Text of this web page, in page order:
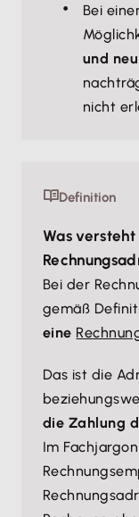
Bei
und
nicht
Definition
Was
Bei der
gemäß
eine
Das ist die
die Zahlung
Im